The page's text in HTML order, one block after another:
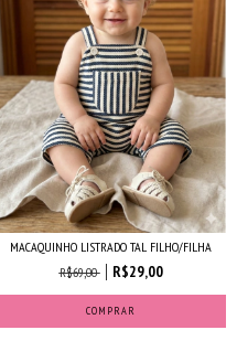
MACAQUINHO LISTRADO TAL FILHO/FILHA
R$69,00
R$29,00
COMPRAR